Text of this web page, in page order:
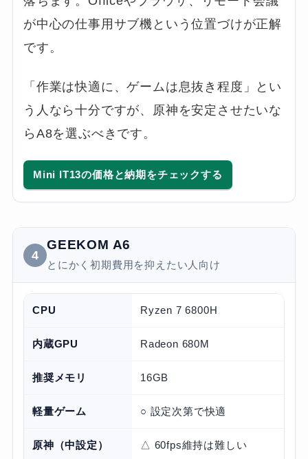
が中心の仕事用サブ機という位置づけが正解
です。
「作業は快適に、ゲームは息抜き程度」とい
う人なら十分ですが、原神を安定させたいな
らA8を選ぶべきです。
Mini IT13の価格と納期をチェックする
4
GEEKOM A6
とにかく初期費用を抑えたい人向け
CPU Ryzen 7 6800H
内蔵GPU Radeon 680M
推奨メモリ 16GB
軽量ゲーム ○ 設定次第で快適
原神（中設定） △ 60fps維持は難しい